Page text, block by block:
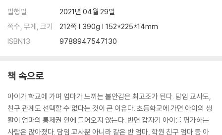
5장 | 자존감을 키우는 1% 엄마의 필승 전략 7가지
01 선택하고 책임지게 한다 … 139
03 실패를 해석해준다 … 151
05 실컷 놀게 한다 … 164
06 책과 친구가 되게 한다 … 169
07 롤모델이 된다 … 175
6장 | 내 아이 인생의 마스터키, 자존감
01 학부모가 아닌 부모로 살 용기 … 183
발행일
2021년 04월 29일
쪽수, 무게, 크기
212쪽 | 390g | 152*225*14mm
ISBN13
9788947547130
책 속으로
아이가 학교에 가며 엄마가 느끼는 불안감은 최고조가 된다. 담임 교사도,
친구 관계도 선택할 수 없다는 것이 큰 이유다. 초등학교에 가면 아이의 생
활이 엄마의 통제권 안에 들어오지 않는다. 반면 갑자기 아이를 평가하는
사람은 많아졌다. 담임 교사뿐 아니라 같은 반 엄마, 학원 친구 엄마 등 아